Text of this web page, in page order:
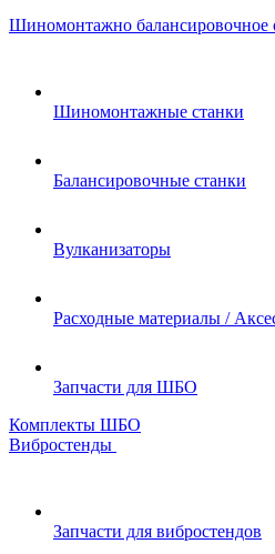
Шиномонтажно балансировочное
Шиномонтажные станки
Балансировочные станки
Вулканизаторы
Расходные материалы /
Запчасти для ШБО
Комплекты ШБО
Вибростенды
Запчасти для вибростендов